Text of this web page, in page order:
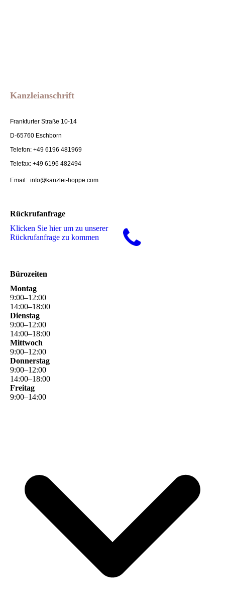
Kanzleianschrift
Frankfurter Straße 10-14
D-65760 Eschborn
Telefon: +49 6196 481969
Telefax: +49 6196 482494
Email: info@kanzlei-hoppe.com
Rückrufanfrage
Klicken Sie hier um zu unserer
Rückrufanfrage zu kommen
Bürozeiten
Montag
9:00–12:00
14:00–18:00
Dienstag
9:00–12:00
14:00–18:00
Mittwoch
9:00–12:00
Donnerstag
9:00–12:00
14:00–18:00
Freitag
9:00–14:00